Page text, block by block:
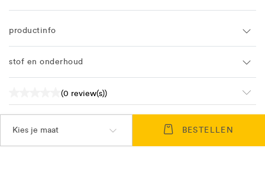
productinfo
stof en onderhoud
(0 review(s))
Kies je maat BESTELLEN